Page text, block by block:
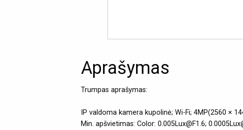
Aprašymas
Trumpas aprašymas:
IP valdoma kamera kupolinė; Wi-Fi; 4MP(2560 ×
Min. apšvietimas: Color: 0.005Lux@F1.6;